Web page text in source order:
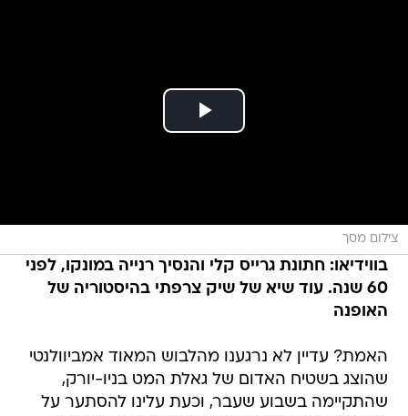
צילום מסך
בווידיאו: חתונת גרייס קלי והנסיך רנייה במונקו, לפני
60 שנה. עוד שיא של שיק צרפתי בהיסטוריה של
האופנה
האמת? עדיין לא נרגענו מהלבוש המאוד אמביוולנטי
שהוצג בשטיח האדום של גאלת המט בניו-יורק,
שהתקיימה בשבוע שעבר, וכעת עלינו להסתער על